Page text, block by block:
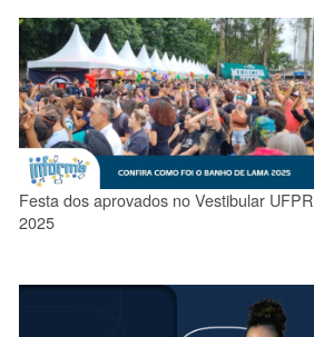
Festa dos aprovados no Vestibular UFPR
2025